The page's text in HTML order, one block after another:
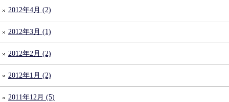
2012年4月 (2)
2012年3月 (1)
2012年2月 (2)
2012年1月 (2)
2011年12月 (5)